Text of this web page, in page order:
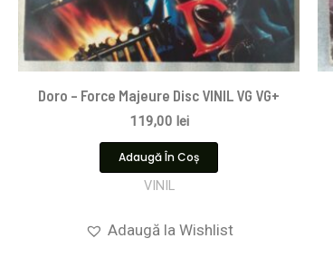
Doro – Force Majeure Disc VINIL VG VG+
119,00 lei
Adaugă În Coș
VINIL
Adaugă la Wishlist